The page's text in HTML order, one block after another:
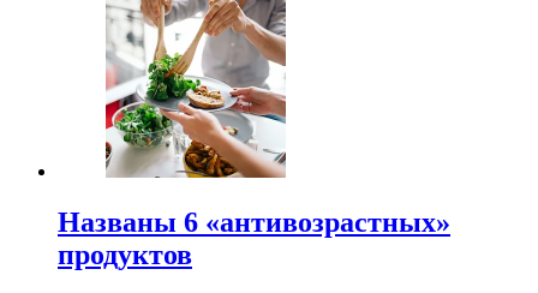
Названы 6 «антивозрастных»
продуктов